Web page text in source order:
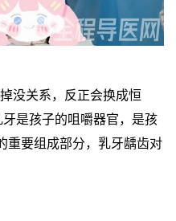
关系，反正会换成恒
是孩子的咀嚼器官，是孩
重要组成部分，乳牙龋齿对